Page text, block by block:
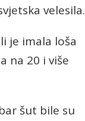
velesila.
je imala loša
na 20 i više
šut bile su